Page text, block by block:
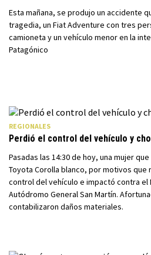
Esta mañana, se produjo un accidente
tragedia, un Fiat Adventure con tres
camioneta y un vehículo menor en la
Patagónico
REGIONALES
Perdió el control del vehículo y
Pasadas las 14:30 de hoy, una mujer
Toyota Corolla blanco, por motivos
control del vehículo e impactó contra el
Autódromo General San Martín.
contabilizaron daños materiales.